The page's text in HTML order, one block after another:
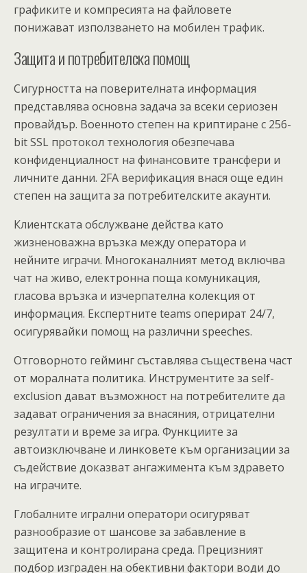
графиките и компресията на файловете
понижават използването на мобилен трафик.
Защита и потребителска помощ
Сигурността на поверителната информация
представлява основна задача за всеки сериозен
провайдър. Военното степен на криптиране с 256-
bit SSL протокол технология обезпечава
конфиденциалност на финансовите трансфери и
личните данни. 2FA верификация внася още един
степен на защита за потребителските акаунти.
Клиентската обслужване действа като
жизненоважна връзка между оператора и
нейните играчи. Многоканалният метод включва
чат на живо, електронна поща комуникация,
гласова връзка и изчерпателна колекция от
информация. Експертните teams оперират 24/7,
осигурявайки помощ на различни speeches.
Отговорното гейминг съставлява съществена част
от моралната политика. Инструментите за self-
exclusion дават възможност на потребителите да
задават ограничения за внасяния, отрицателни
резултати и време за игра. Функциите за
автоизключване и линковете към организации за
съдействие доказват ангажимента към здравето
на играчите.
Глобалните игрални оператори осигуряват
разнообразие от шансове за забавление в
защитена и контролирана среда. Прецизният
подбор изграден на обективни фактори води до